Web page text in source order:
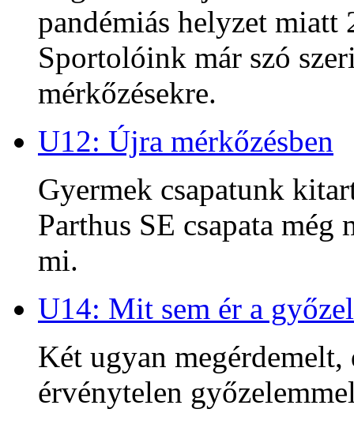
pandémiás helyzet
Sportolóink már szó
mérkőzésekre.
U12: Újra mérkőzésben
Gyermek csapatunk
Parthus SE csapata
mi.
U14: Mit sem ér a
Két ugyan
érvénytelen